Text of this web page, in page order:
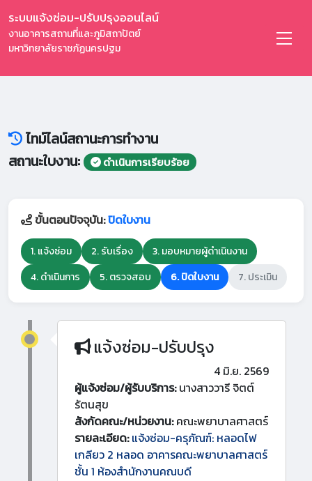
ระบบแจ้งซ่อม-ปรับปรุงออนไลน์
งานอาคารสถานที่และภูมิสถาปัตย์
มหาวิทยาลัยราชภัฏนครปฐม
ไทม์ไลน์สถานะการทำงาน
สถานะใบงาน:
ดำเนินการเรียบร้อย
ขั้นตอนปัจจุบัน:ปิดใบงาน
1. แจ้งซ่อม 2. รับเรื่อง
3. มอบหมายผู้ดำเนินงาน
4. ดำเนินการ
5. ตรวจสอบ 6. ปิดใบงาน 7. ประเมิน
แจ้งซ่อม-ปรับปรุง
4 มิ.ย. 2569
ผู้แจ้งซ่อม/ผู้รับบริการ:นางสาววารี จิตต์
รัตนสุข
สังกัดคณะ/หน่วยงาน:คณะพยาบาลศาสตร์
รายละเอียด: แจ้งซ่อม-ครุภัณฑ์: หลอดไฟ
เกลียว 2 หลอด อาคารคณะพยาบาลศาสตร์
ชั้น 1 ห้องสำนักงานคณบดี